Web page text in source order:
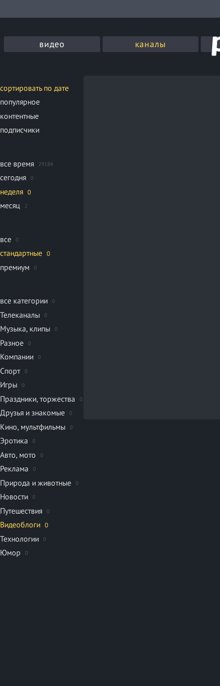
видео каналы
сортировать по дате
популярное
контентные
подписчики
все время 29184
сегодня 0
неделя 0
месяц 2
все 0
стандартные 0
премиум 0
все категории 0
Телеканалы 0
Музыка, клипы 0
Разное 0
Компании 0
Спорт 0
Игры 0
Праздники, торжества 0
Друзья и знакомые 0
Кино, мультфильмы 0
Эротика 0
Авто, мото 0
Реклама 0
Природа и животные 0
Новости 0
Путешествия 0
Видеоблоги 0
Технологии 0
Юмор 0